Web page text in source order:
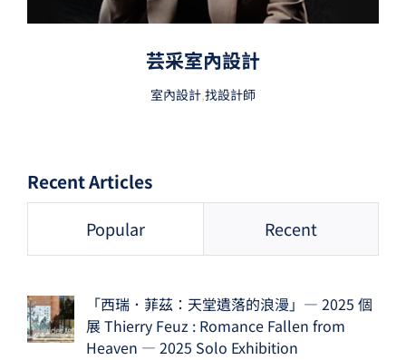
芸采室內設計
室內設計,找設計師
Recent Articles
Popular Recent
「西瑞．菲茲：天堂遺落的浪漫」— 2025 個
展 Thierry Feuz : Romance Fallen from
Heaven — 2025 Solo Exhibition